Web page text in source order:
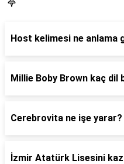
Host kelimesi ne anlama
Millie Boby Brown kaç dil
Cerebrovita ne işe yarar?
İzmir Atatürk Lisesini